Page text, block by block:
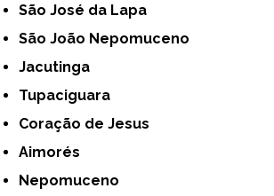
São José da Lapa
São João Nepomuceno
Jacutinga
Tupaciguara
Coração de Jesus
Aimorés
Nepomuceno